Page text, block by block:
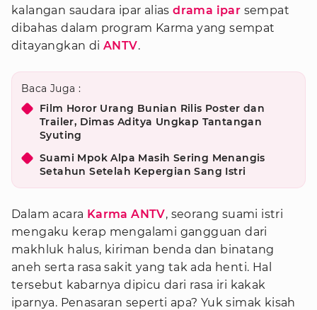
kalangan saudara ipar aliasdrama ipar sempat
dibahas dalam program Karma yang sempat
ditayangkan diANTV.
Baca Juga :
Film Horor Urang Bunian Rilis Poster dan
Trailer, Dimas Aditya Ungkap Tantangan
Syuting
Suami Mpok Alpa Masih Sering Menangis
Setahun Setelah Kepergian Sang Istri
Dalam acara Karma ANTV, seorang suami istri
mengaku kerap mengalami gangguan dari
makhluk halus, kiriman benda dan binatang
aneh serta rasa sakit yang tak ada henti. Hal
tersebut kabarnya dipicu dari rasa iri kakak
iparnya. Penasaran seperti apa? Yuk simak kisah